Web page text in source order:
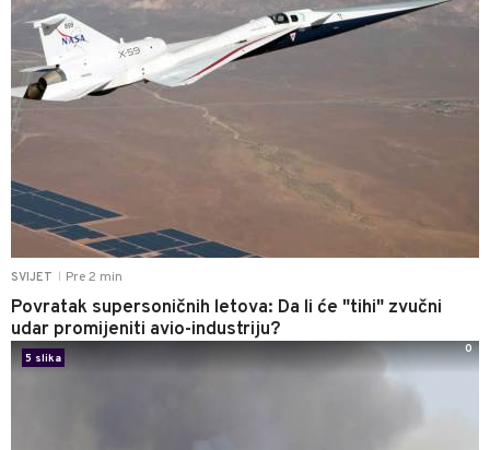
SVIJET Pre 2 min
Povratak supersoničnih letova: Da li će "tihi" zvučni
udar promijeniti avio-industriju?
5 slika
0